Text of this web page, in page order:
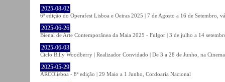
2025-08-02
6ª edição do Operafest Lisboa e Oeiras 2025 | 7 de Agosto a 16 de Setembro,
2025-06-26
Bienal de Arte Contemporânea da Maia 2025 - Fulgor | 3 de julho a 14
2025-06-03
Ciclo Billy Woodberry | Realizador Convidado | De 3 a 28 de Junho, na
2025-05-29
ARCOlisboa - 8ª edição | 29 Maio a 1 Junho, Cordoaria Nacional